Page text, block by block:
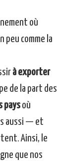
où
peu comme la
à exporter
de la part des
paysoù
aussi — et
Ainsi, le
que nos